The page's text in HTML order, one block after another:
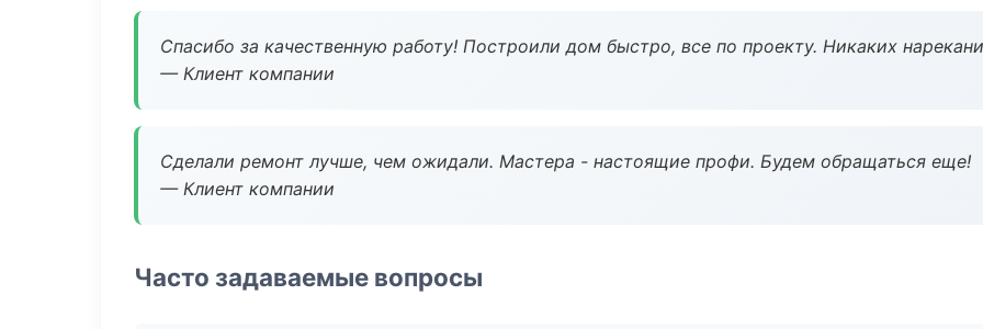
Спасибо за качественную работу! Построили дом быстро, все по проекту. Никаких
— Клиент компании
Сделали ремонт лучше, чем ожидали. Мастера - настоящие профи. Будем обращаться еще!
— Клиент компании
Часто задаваемые вопросы